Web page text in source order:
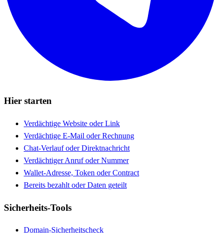
Hier starten
Verdächtige Website oder Link
Verdächtige E-Mail oder Rechnung
Chat-Verlauf oder Direktnachricht
Verdächtiger Anruf oder Nummer
Wallet-Adresse, Token oder Contract
Bereits bezahlt oder Daten geteilt
Sicherheits-Tools
Domain-Sicherheitscheck